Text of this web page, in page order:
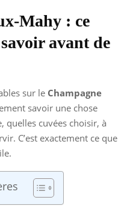
Mahy : ce
avant de
sur le Champagne
savoir une chose
quelles cuvées choisir, à
C’est exactement ce que